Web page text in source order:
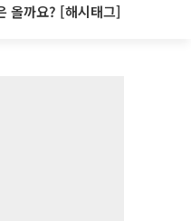
올까요? [해시태그]